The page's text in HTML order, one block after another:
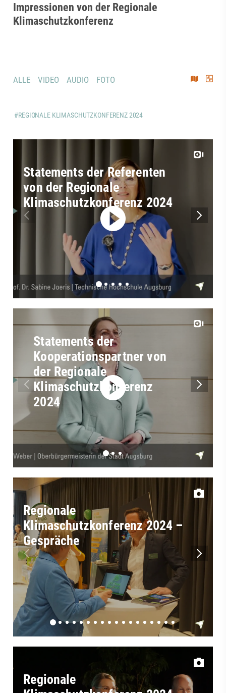
Impressionen von der Regionale
Klimaschutzkonferenz
ALLE VIDEO AUDIO FOTO
#REGIONALE KLIMASCHUTZKONFERENZ 2024
Statements der Referenten
von der Regionale
Klimaschutzkonferenz 2024
Statements der
Kooperationspartner von
der Regionale
Klimaschutzkonferenz
2024
Regionale
Klimaschutzkonferenz 2024 –
Gespräche
Regionale